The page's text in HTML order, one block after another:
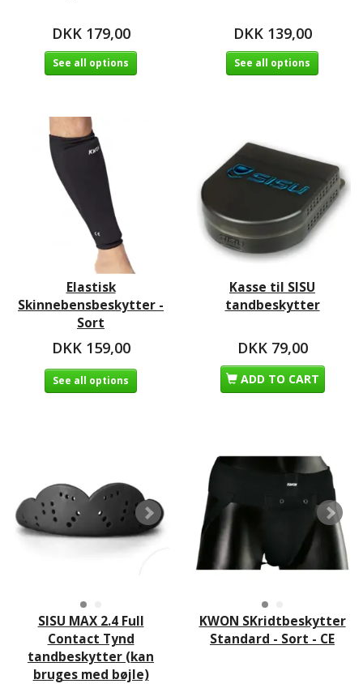
DKK 179,00
See all options
DKK 139,00
See all options
Elastisk
Skinnebensbeskytter -
Sort
DKK 159,00
See all options
Kasse til SISU
tandbeskytter
DKK 79,00
ADD TO CART
SISU MAX 2.4 Full
Contact Tynd
tandbeskytter (kan
bruges med bøjle)
KWON SKridtbeskytter
Standard - Sort - CE